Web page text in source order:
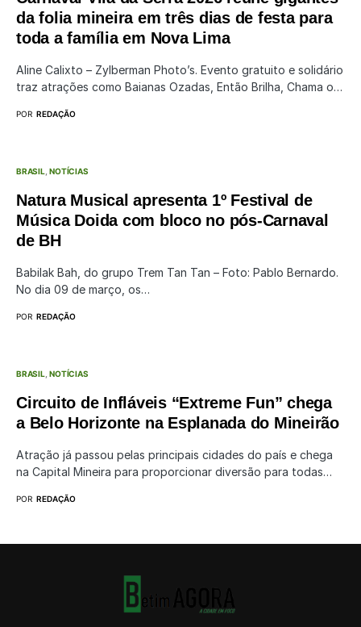
da folia mineira em três dias de festa para
toda a família em Nova Lima
Aline Calixto – Zylberman Photo’s. Evento gratuito e solidário
traz atrações como Baianas Ozadas, Então Brilha, Chama o…
POR REDAÇÃO
BRASIL NOTÍCIAS
Natura Musical apresenta 1º Festival de
Música Doida com bloco no pós-Carnaval
de BH
Babilak Bah, do grupo Trem Tan Tan – Foto: Pablo Bernardo.
No dia 09 de março, os…
POR REDAÇÃO
BRASIL NOTÍCIAS
Circuito de Infláveis “Extreme Fun” chega
a Belo Horizonte na Esplanada do Mineirão
Atração já passou pelas principais cidades do país e chega
na Capital Mineira para proporcionar diversão para todas…
POR REDAÇÃO